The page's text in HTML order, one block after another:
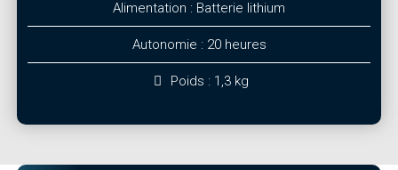
Alimentation : Batterie lithium
Autonomie : 20 heures
Poids : 1,3 kg